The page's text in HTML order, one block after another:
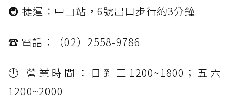
🚇 捷運：中山站，6號出口步行約3分鐘
☎️ 電話：（02）2558-9786
🕛 營業時間：日到三1200~1800；五六
1200~2000